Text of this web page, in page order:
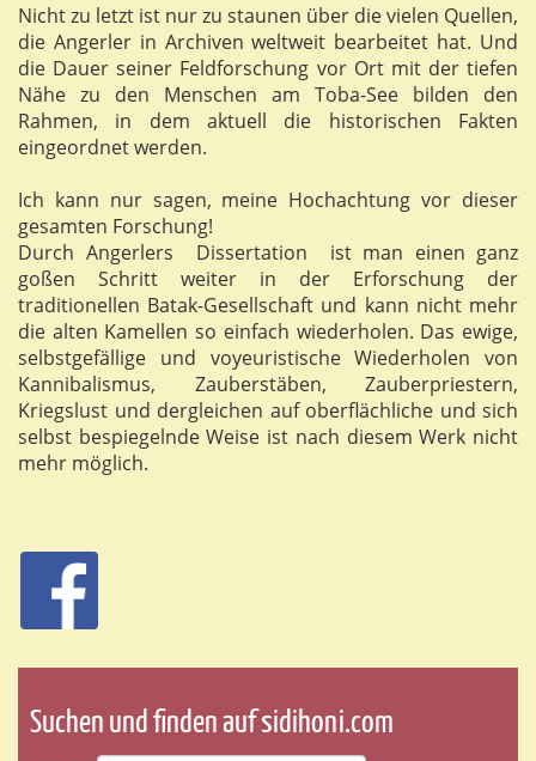
Nicht zu letzt ist nur zu staunen über die vielen Quellen,
die Angerler in Archiven weltweit bearbeitet hat. Und
die Dauer seiner Feldforschung vor Ort mit der tiefen
Nähe zu den Menschen am Toba-See bilden den
Rahmen, in dem aktuell die historischen Fakten
eingeordnet werden.
Ich kann nur sagen, meine Hochachtung vor dieser
gesamten Forschung!
Durch Angerlers Dissertation ist man einen ganz
goßen Schritt weiter in der Erforschung der
traditionellen Batak-Gesellschaft und kann nicht mehr
die alten Kamellen so einfach wiederholen. Das ewige,
selbstgefällige und voyeuristische Wiederholen von
Kannibalismus, Zauberstäben, Zauberpriestern,
Kriegslust und dergleichen auf oberflächliche und sich
selbst bespiegelnde Weise ist nach diesem Werk nicht
mehr möglich.
Suchen und finden auf sidihoni.com